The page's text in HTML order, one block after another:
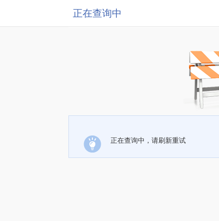
正在查询中
正在查询中，请刷新重试